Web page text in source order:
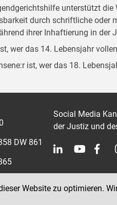
unterstützt
durch schriftliche oder
ihrer Inhaftierung in der
wer das 14. Lebensjahr
ist, wer das 18.
DW 861
Social Media
der Justiz und
Website zu optimieren.